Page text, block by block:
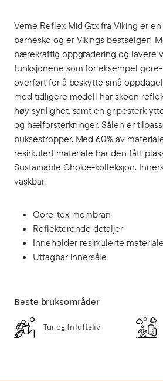
Veme Reflex Mid Gtx fra Viking er
barnesko og er Vikings bestselger!
bærekraftig oppgradering og lavere
funksjonene som for eksempel
overført for å beskytte små
med tidligere modell har skoen
høy synlighet, samt en gripesterk
og hælforsterkninger. Sålen er
buksestropper. Med 60% av
resirkulert materiale har den fått
Sustainable Choice-kolleksjon.
vaskbar.
Gore-tex-membran
Reflekterende detaljer
Inneholder resirkulerte
Uttagbar innersåle
Beste bruksområder
Tur og friluftsliv